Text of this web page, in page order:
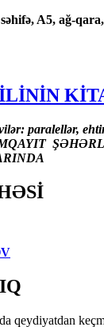
A5, ağ-
paralellər,
qeydiyatdan